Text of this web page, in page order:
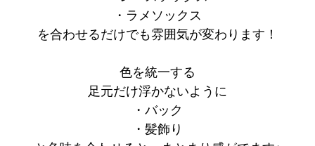
・ラメソックス
を合わせるだけでも雰囲気が変わります！
色を統一する
足元だけ浮かないように
・バック
・髪飾り